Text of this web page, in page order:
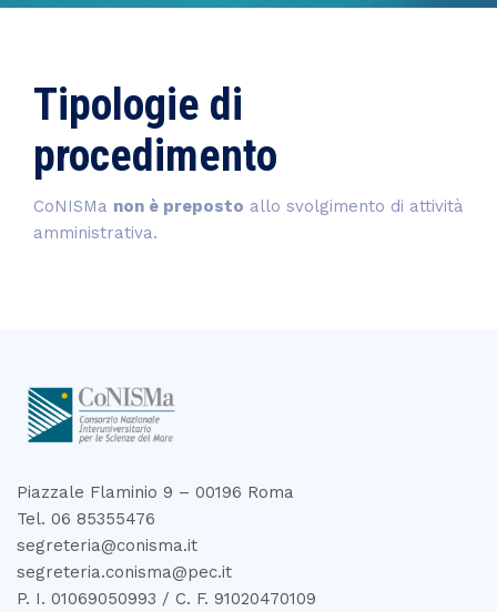
Tipologie di
procedimento
CoNISMa non è preposto allo svolgimento di attività
amministrativa.
Piazzale Flaminio 9 – 00196 Roma
Tel. 06 85355476
segreteria@conisma.it
segreteria.conisma@pec.it
P. I. 01069050993 / C. F. 91020470109